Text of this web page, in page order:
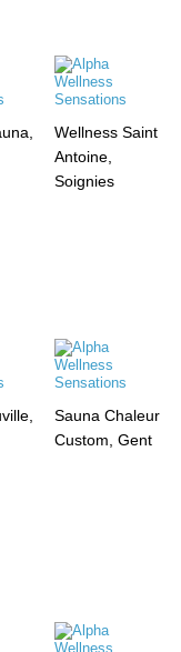
Wellness Saint
Antoine,
Soignies
Sauna Chaleur
Custom, Gent